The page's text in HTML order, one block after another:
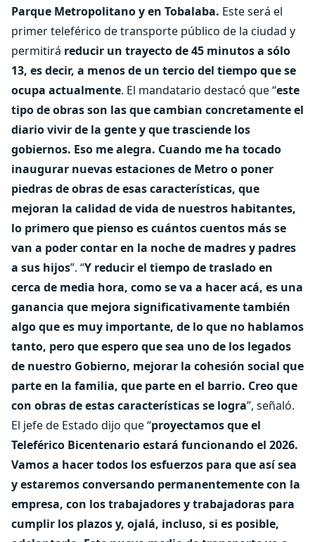
Parque Metropolitano y en Tobalaba. Este será el
primer teleférico de transporte público de la ciudad y
permitirá reducir un trayecto de 45 minutos a sólo
13, es decir, a menos de un tercio del tiempo que se
ocupa actualmente. El mandatario destacó que “este
tipo de obras son las que cambian concretamente el
diario vivir de la gente y que trasciende los
gobiernos. Eso me alegra. Cuando me ha tocado
inaugurar nuevas estaciones de Metro o poner
piedras de obras de esas características, que
mejoran la calidad de vida de nuestros habitantes,
lo primero que pienso es cuántos cuentos más se
van a poder contar en la noche de madres y padres
a sus hijos”. “Y reducir el tiempo de traslado en
cerca de media hora, como se va a hacer acá, es una
ganancia que mejora significativamente también
algo que es muy importante, de lo que no hablamos
tanto, pero que espero que sea uno de los legados
de nuestro Gobierno, mejorar la cohesión social que
parte en la familia, que parte en el barrio. Creo que
con obras de estas características se logra”, señaló.
El jefe de Estado dijo que “proyectamos que el
Teleférico Bicentenario estará funcionando el 2026.
Vamos a hacer todos los esfuerzos para que así sea
y estaremos conversando permanentemente con la
empresa, con los trabajadores y trabajadoras para
cumplir los plazos y, ojalá, incluso, si es posible,